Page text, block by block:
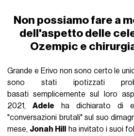
Non possiamo fare a
dell'aspetto delle
Ozempic e
Grande e Erivo non sono certo le
sono stati ipotizzati
basati semplicemente sul loro
2021,Adele ha dichiarato di
"conversazioni brutali" sul suo
mese, Jonah Hill
ha invitato i suoi